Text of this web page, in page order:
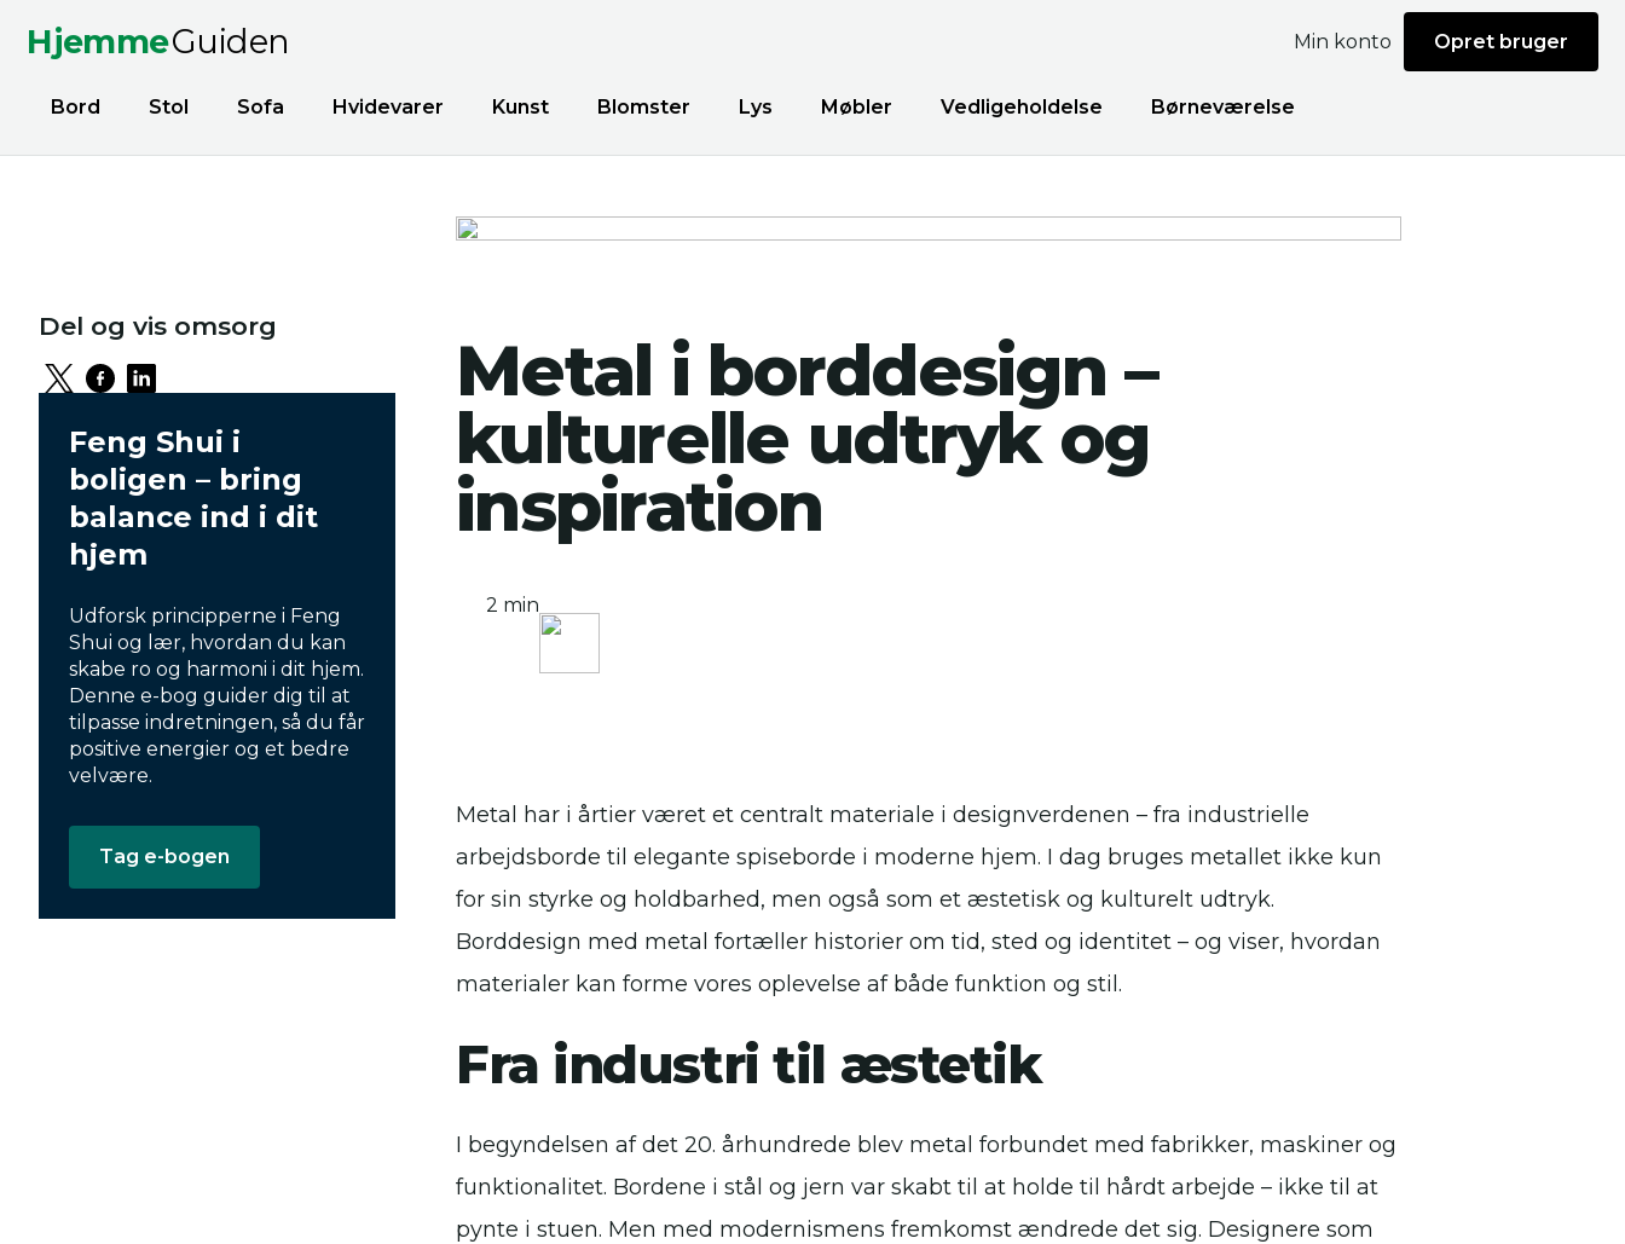
HjemmeGuiden
Bord Stol Sofa Hvidevarer Kunst Blomster Lys Møbler Vedligeholdelse Børneværelse
Min konto Opret bruger
Metal i borddesign –
kulturelle udtryk og
inspiration
2 min
Metal har i årtier været et centralt materiale i designverdenen – fra industrielle
arbejdsborde til elegante spiseborde i moderne hjem. I dag bruges metallet ikke kun
for sin styrke og holdbarhed, men også som et æstetisk og kulturelt udtryk.
Borddesign med metal fortæller historier om tid, sted og identitet – og viser, hvordan
materialer kan forme vores oplevelse af både funktion og stil.
Fra industri til æstetik
I begyndelsen af det 20. århundrede blev metal forbundet med fabrikker, maskiner og
funktionalitet. Bordene i stål og jern var skabt til at holde til hårdt arbejde – ikke til at
pynte i stuen. Men med modernismens fremkomst ændrede det sig. Designere som
Del og vis omsorg
Feng Shui i
boligen – bring
balance ind i dit
hjem
Udforsk principperne i Feng
Shui og lær, hvordan du kan
skabe ro og harmoni i dit hjem.
Denne e-bog guider dig til at
tilpasse indretningen, så du får
positive energier og et bedre
velvære.
Tag e-bogen